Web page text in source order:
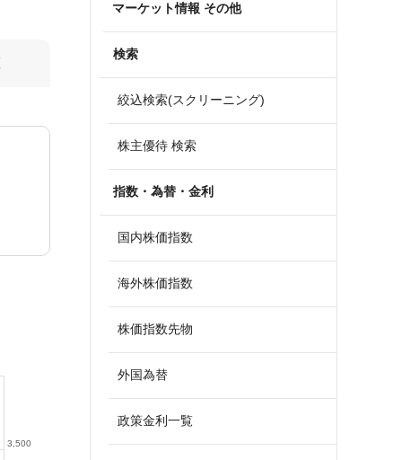
3,500
マーケット情報 その他
検索
絞込検索(スクリーニング)
株主優待 検索
指数・為替・金利
国内株価指数
海外株価指数
株価指数先物
外国為替
政策金利一覧